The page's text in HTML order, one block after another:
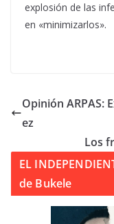
explosión de las
en «minimizarlos».
Opinión ARPAS:
ez
Los
EL
de Bukele